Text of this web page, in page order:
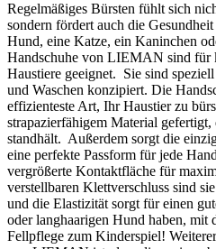
Regelmäßiges Bürsten fühlt sich
sondern fördert auch die
Hund, eine Katze, ein Kaninchen
Handschuhe von LIEMAN sind für
Haustiere geeignet. Sie sind
und Waschen konzipiert. Die
effizienteste Art, Ihr Haustier zu
strapazierfähigem Material
standhält. Außerdem sorgt die
eine perfekte Passform für jede
vergrößerte Kontaktfläche für
verstellbaren Klettverschluss sind
und die Elastizität sorgt für einen
oder langhaarigen Hund haben, mit
Fellpflege zum Kinderspiel!